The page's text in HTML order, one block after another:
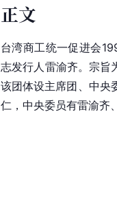
正文
台湾商工统一促进会
志发行人雷渝齐。宗旨
该团体设主席团、中央
仁，中央委员有雷渝齐